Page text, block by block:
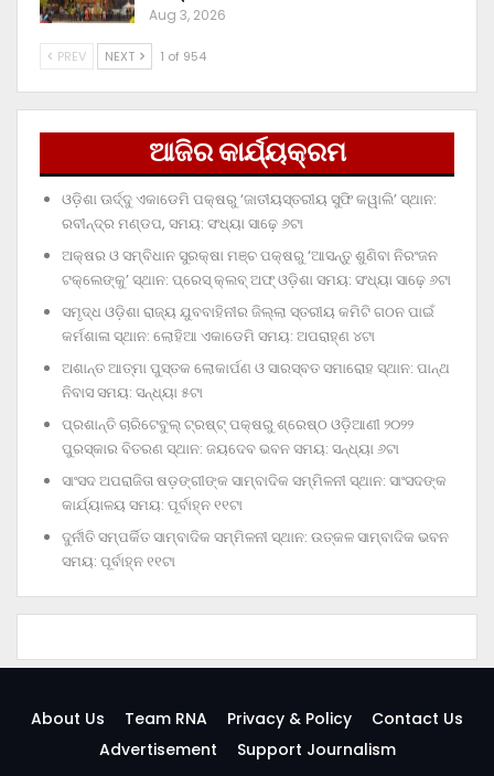
Aug 3, 2026
PREV NEXT 1 of 954
ଆଜିର କାର୍ଯ୍ୟକ୍ରମ
ଓଡ଼ିଶା ଊର୍ଦ୍ଦୁ ଏକାଡେମି ପକ୍ଷରୁ ‘ଜାତୀୟସ୍ତରୀୟ ସୁଫି କୱାଲି’ ସ୍ଥାନ:
ରବୀନ୍ଦ୍ର ମଣ୍ଡପ, ସମୟ: ସଂଧ୍ୟା ସାଢ଼େ ୬ଟା
ଅକ୍ଷର ଓ ସମ୍ବିଧାନ ସୁରକ୍ଷା ମଞ୍ଚ ପକ୍ଷରୁ ‘ଆସନ୍ତୁ ଶୁଣିବା ନିରଂଜନ
ଟକ୍‌ଲେଙ୍କୁ’ ସ୍ଥାନ: ପ୍ରେସ୍‌ କ୍ଲବ୍‌ ଅଫ୍‌ ଓଡ଼ିଶା ସମୟ: ସଂଧ୍ୟା ସାଢ଼େ ୬ଟା
ସମୃଦ୍ଧ ଓଡ଼ିଶା ରାଜ୍ୟ ଯୁବବାହିନୀର ଜିଲ୍ଲା ସ୍ତରୀୟ କମିଟି ଗଠନ ପାଇଁ
କର୍ମଶାଳା ସ୍ଥାନ: ଲୋହିଆ ଏକାଡେମି ସମୟ: ଅପରାହ୍‌ଣ ୪ଟା
ଅଶାନ୍ତ ଆତ୍ମା ପୁସ୍ତକ ଲୋକାର୍ପଣ ଓ ସାରସ୍ବତ ସମାରୋହ ସ୍ଥାନ: ପାନ୍ଥ
ନିବାସ ସମୟ: ସନ୍ଧ୍ୟା ୫ଟା
ପ୍ରଶାନ୍ତି ଚାରିଟେବୁଲ୍‌ ଟ୍ରଷ୍ଟ୍‌ ପକ୍ଷରୁ ଶ୍ରେଷ୍ଠ ଓଡ଼ିଆଣୀ ୨୦୨୨
ପୁରସ୍କାର ବିତରଣ ସ୍ଥାନ: ଜୟଦେବ ଭବନ ସମୟ: ସନ୍ଧ୍ୟା ୬ଟା
ସାଂସଦ ଅପରାଜିତା ଷଡ଼ଙ୍ଗୀଙ୍କ ସାମ୍ବାଦିକ ସମ୍ମିଳନୀ ସ୍ଥାନ: ସାଂସଦଙ୍କ
କାର୍ଯ୍ୟାଳୟ ସମୟ: ପୂର୍ବାହ୍ନ ୧୧ଟା
ଦୁର୍ନୀତି ସମ୍ପର୍କିତ ସାମ୍ବାଦିକ ସମ୍ମିଳନୀ ସ୍ଥାନ: ଉତ୍କଳ ସାମ୍ବାଦିକ ଭବନ
ସମୟ: ପୂର୍ବାହ୍ନ ୧୧ଟା
About Us Team RNA Privacy & Policy
Contact Us
Advertisement
Support Journalism